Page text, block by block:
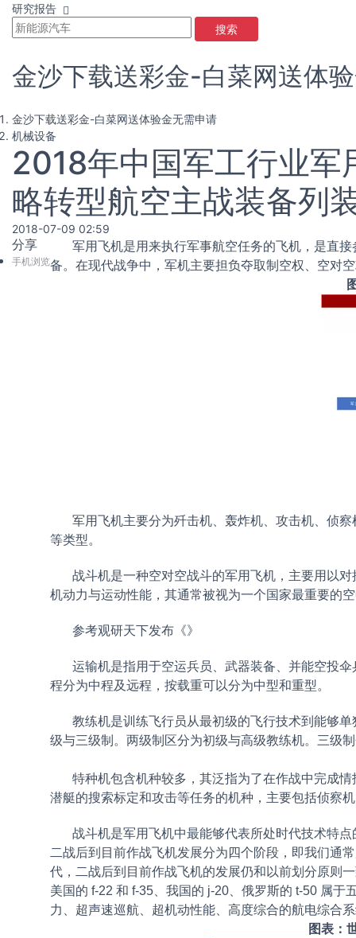
研究报告
搜索
金沙下载送彩金-白菜网送体
金沙下载送彩金-白菜网送体验金无需申请
机械设备
2018年中国军工行业军
略转型航空主战装备列
2018-07-09 02:59
分享
手机浏览
军用飞机是用来执行军事航空任务的飞机，是直
备。在现代战争中，军机主要担负夺取制空权、空对
军用飞机主要分为歼击机、轰炸机、攻击机、侦察
等类型。
战斗机是一种空对空战斗的军用飞机，主要用以对
机动力与运动性能，其通常被视为一个国家最重要的
参考观研天下发布《》
运输机是指用于空运兵员、武器装备、并能空投伞
程分为中程及远程，按载重可以分为中型和重型。
教练机是训练飞行员从最初级的飞行技术到能够单
级与三级制。两级制区分为初级与高级教练机。三级
特种机包含机种较多，其泛指为了在作战中完成情
潜艇的搜索标定和攻击等任务的机种，主要包括侦察
战斗机是军用飞机中最能够代表所处时代技术特点
二战后到目前作战飞机发展分为四个阶段，即我们通
代，二战后到目前作战飞机的发展仍和以前划分原则
美国的 f-22 和 f-35、我国的 j-20、俄罗斯的 t-50 属
力、超声速巡航、超机动性能、高度综合的航电综合
图表：